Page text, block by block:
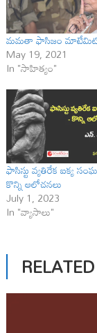
మమతా ఫాసిజం
May 19, 2021
In "సాహిత్యం"
ఫాసిస్టు వ్యతిరేక ఐక్య
కొన్ని ఆలోచనలు
July 1, 2023
In "వ్యాసాలు"